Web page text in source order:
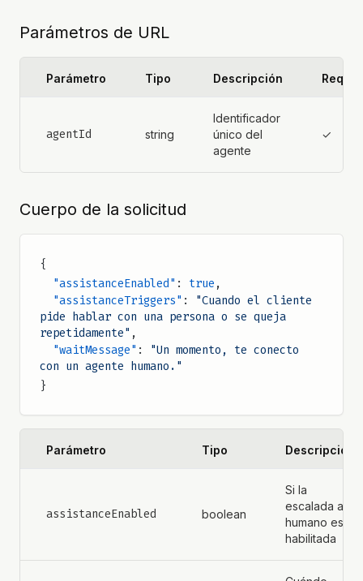
Parámetros de URL
Parámetro Tipo Descripción
agentId string
Identificador
único del
agente
✓
Cuerpo de la solicitud
{
  "assistanceEnabled"
: true ,
  "assistanceTriggers"
:
"Cuando el cliente
pide hablar con una persona o se queja
repetidamente" ,
  "waitMessage"
:
"Un momento, te conecto
con un agente humano."
}
Parámetro Tipo Descripción
assistanceEnabled boolean
Si la
escalada a
humano está
habilitada